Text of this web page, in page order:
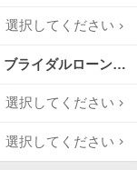
選択してください
ブライダルローン案内可,
選択してください
選択してください